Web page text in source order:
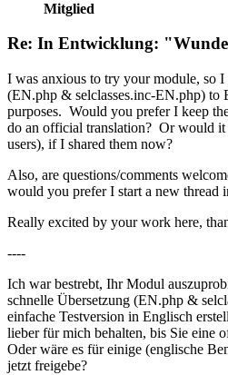
Mitglied
Re: In Entwicklung:
I was anxious to try your module, so
(EN.php & selclasses.inc-EN.php) to
purposes. Would you prefer I keep
do an official translation? Or would it
users), if I shared them now?
Also, are questions/comments
would you prefer I start a new thread
Really excited by your work here,
----
Ich war bestrebt, Ihr Modul
schnelle Übersetzung (EN.php &
einfache Testversion in Englisch
lieber für mich behalten, bis Sie eine
Oder wäre es für einige (englische
jetzt freigebe?